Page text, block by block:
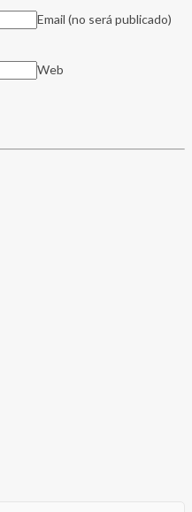
Email (no será publicado)
Web